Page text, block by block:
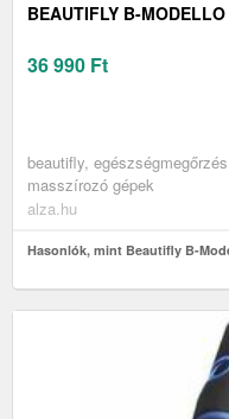
BEAUTIFLY B-
36 990 Ft
beautifly,
masszírozó gépek
alza.hu
Hasonlók, mint Beautifly B-